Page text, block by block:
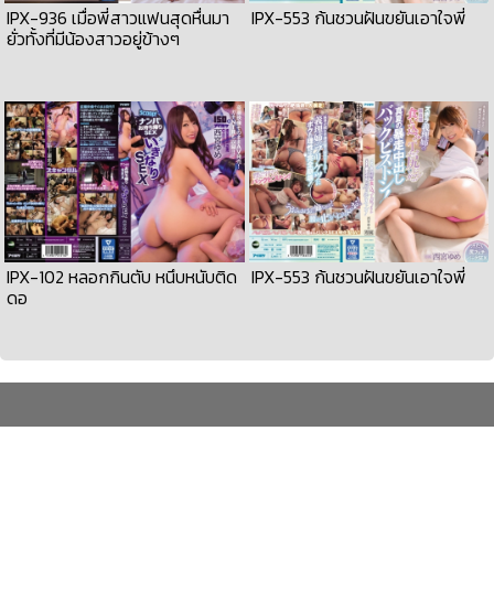
IPX-936 เมื่อพี่สาวแฟนสุดหื่นมา
ยั่วทั้งที่มีน้องสาวอยู่ข้างๆ
IPX-553 ก้นชวนฝันขยันเอาใจพี่
IPX-102 หลอกกินตับ หนึบหนับติด
ดอ
IPX-553 ก้นชวนฝันขยันเอาใจพี่